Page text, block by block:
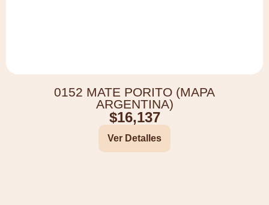
0152 MATE PORITO (MAPA
ARGENTINA)
$16,137
Ver Detalles